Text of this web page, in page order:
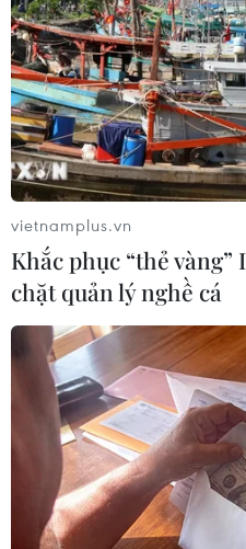
#OPEC
#Nhu cầu dầu mỏ
#Nhập khẩu dầu thô
#Cơ quan Năng lượng Quốc tế
Theo dõi VietnamPlus
TIN LIÊN QUAN
vietnamplus.vn
Khắc phục “thẻ
chặt quản lý nghề cá